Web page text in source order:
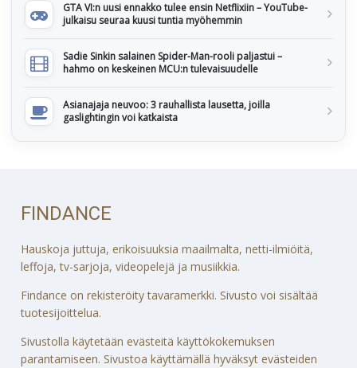
GTA VI:n uusi ennakko tulee ensin Netflixiin – YouTube-
julkaisu seuraa kuusi tuntia myöhemmin
Sadie Sinkin salainen Spider-Man-rooli paljastui –
hahmo on keskeinen MCU:n tulevaisuudelle
Asianajaja neuvoo: 3 rauhallista lausetta, joilla
gaslightingin voi katkaista
FINDANCE
Hauskoja juttuja, erikoisuuksia maailmalta, netti-ilmiöitä,
leffoja, tv-sarjoja, videopelejä ja musiikkia.
Findance on rekisteröity tavaramerkki. Sivusto voi sisältää
tuotesijoittelua.
Sivustolla käytetään evästeitä käyttökokemuksen
parantamiseen. Sivustoa käyttämällä hyväksyt evästeiden